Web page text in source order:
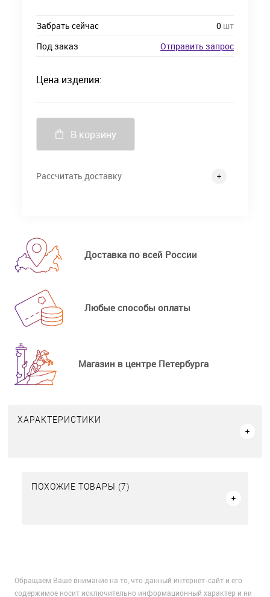
Забрать сейчас 0 шт
Под заказ
Отправить запрос
Цена изделия:
В корзину
Рассчитать доставку
Доставка по всей России
Любые способы оплаты
Магазин в центре Петербурга
ХАРАКТЕРИСТИКИ
ПОХОЖИЕ ТОВАРЫ (7)
Обращаем Ваше внимание на то, что данный интернет-сайт и его
содержимое носит исключительно информационный характер и ни